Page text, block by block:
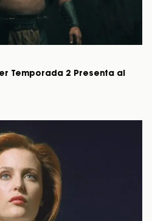
Temporada 2 Presenta al